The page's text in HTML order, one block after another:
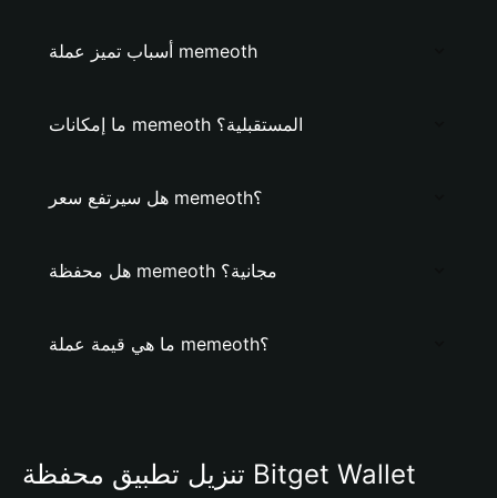
أسباب تميز عملة memeoth
ما إمكانات memeoth المستقبلية؟
هل سيرتفع سعر memeoth؟
هل محفظة memeoth مجانية؟
ما هي قيمة عملة memeoth؟
تنزيل تطبيق محفظة Bitget Wallet